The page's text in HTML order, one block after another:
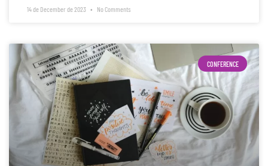
14 de December de 2023 No Comments
CONFERENCE